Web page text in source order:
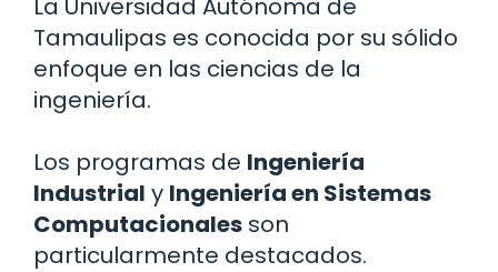
La Universidad Autónoma de
Tamaulipas es conocida por su sólido
enfoque en las ciencias de la
ingeniería.
Los programas de Ingeniería
Industrial y Ingeniería en Sistemas
Computacionales son
particularmente destacados.